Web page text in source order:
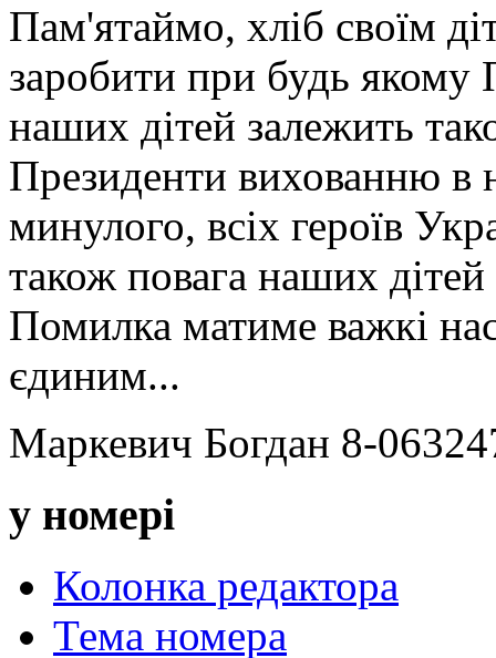
Пам'ятаймо, хліб своїм
заробити при будь якому
наших дітей залежить
Президенти вихованню в
минулого, всіх героїв
також повага наших дітей
Помилка матиме важкі
єдиним...
Маркевич Богдан 8-
у номері
Колонка редактора
Тема номера